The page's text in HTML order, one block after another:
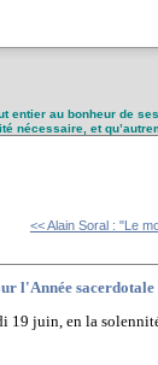
au bonheur de
nécessaire, et
<< Alain Soral : "Le
l'Année sacerdotale
19 juin, en la